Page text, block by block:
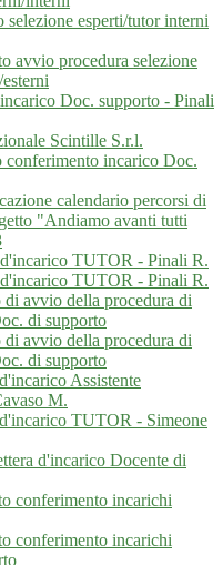
esperti/tutor interni
avvio procedura selezione
Doc. supporto - Pinali
Scintille S.r.l.
conferimento incarico Doc.
calendario percorsi di
"Andiamo avanti tutti
TUTOR - Pinali R.
TUTOR - Pinali R.
di avvio della procedura di
di supporto
di avvio della procedura di
di supporto
Assistente
M.
TUTOR - Simeone
d'incarico Docente di
conferimento incarichi
conferimento incarichi